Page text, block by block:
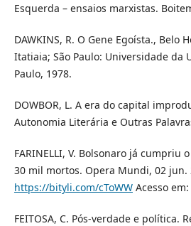
Esquerda – ensaios marxistas.
DAWKINS, R. O Gene Egoísta., Belo
Itatiaia; São Paulo: Universidade da
Paulo, 1978.
DOWBOR, L. A era do capital
Autonomia Literária e Outras
FARINELLI, V. Bolsonaro já cumpriu
30 mil mortos. Opera Mundi, 02 jun.
https://bityli.com/cToWWAcesso
FEITOSA, C. Pós-verdade e política.